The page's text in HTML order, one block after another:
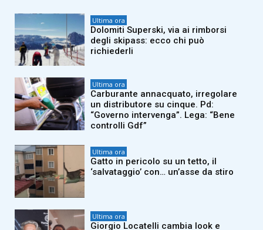
Ultima ora
Dolomiti Superski, via ai rimborsi
degli skipass: ecco chi può
richiederli
Ultima ora
Carburante annacquato, irregolare
un distributore su cinque. Pd:
“Governo intervenga”. Lega: “Bene
controlli Gdf”
Ultima ora
Gatto in pericolo su un tetto, il
‘salvataggio’ con… un’asse da stiro
Ultima ora
Giorgio Locatelli cambia look e